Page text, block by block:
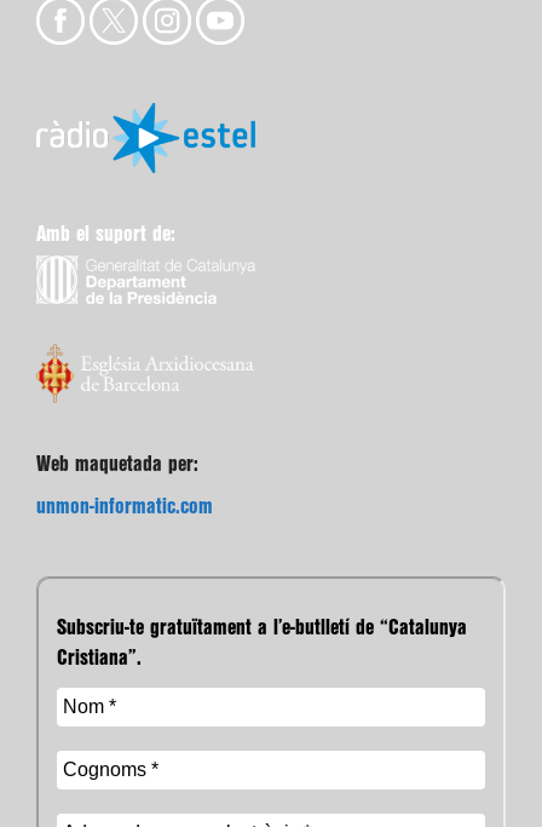
Amb el suport de:
Web maquetada per:
unmon-informatic.com
Subscriu-te gratuïtament a l’e-butlletí de “Catalunya
Cristiana”.